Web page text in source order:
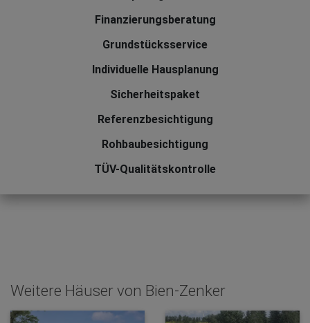
Finanzierungsberatung
Grundstücksservice
Individuelle Hausplanung
Sicherheitspaket
Referenzbesichtigung
Rohbaubesichtigung
TÜV-Qualitätskontrolle
Weitere Häuser von Bien-Zenker